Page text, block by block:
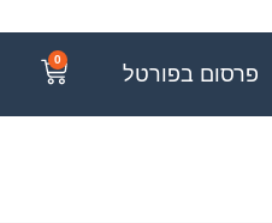
פרסום בפורטל
0